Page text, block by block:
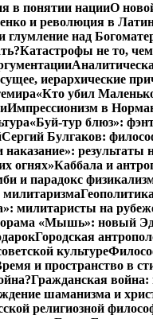
в понятии нацииО
и революция в
глумление над
Катастрофы не то,
иерархические
«Кто убил
Импрессионизм в
«Буй-тур блюз»:
Сергий Булгаков:
наказание»: результаты
огнях»Каббала и
и парадокс
милитаристы на
«Мышь»: новый
Городская
культуре
и пространство в
Гражданская война:
шаманизма и
религиозной